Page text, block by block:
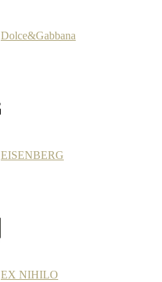
Dolce&Gabbana
EISENBERG
EX NIHILO